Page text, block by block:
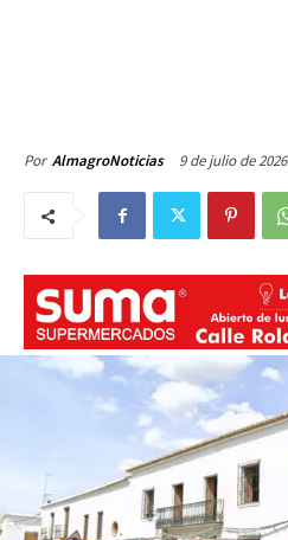
Por AlmagroNoticias 9 de julio de 2026